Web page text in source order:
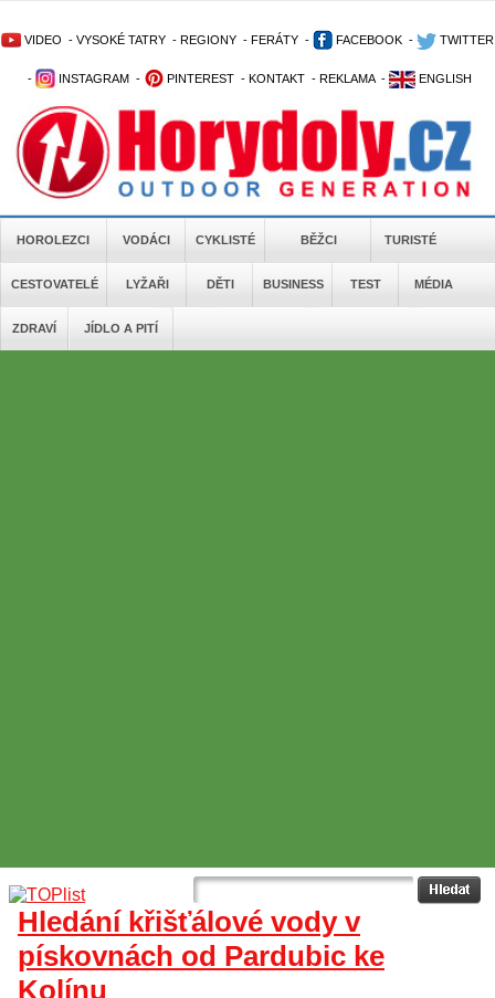
VIDEO - VYSOKÉ TATRY - REGIONY - FERÁTY - FACEBOOK - TWITTER
- INSTAGRAM - PINTEREST - KONTAKT - REKLAMA - ENGLISH
HOROLEZCI VODÁCI CYKLISTÉ BĚŽCI TURISTÉ
CESTOVATELÉ LYŽAŘI DĚTI BUSINESS TEST MÉDIA
ZDRAVÍ JÍDLO A PITÍ
Hledání křišťálové vody v
pískovnách od Pardubic ke
Kolínu